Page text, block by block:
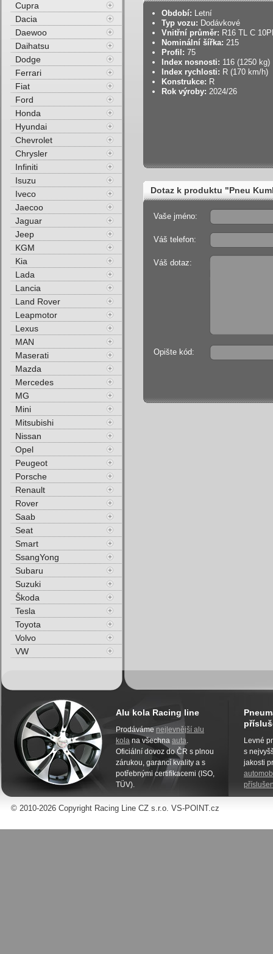
Období: Letní
Typ vozu: Dodávkové
Vnitřní průměr: R16 TL C
Nominální šířka: 215
Profil: 75
Index nosnosti: 116 (1250 kg)
Index rychlosti: R (170 km/h)
Konstrukce: R
Rok výroby: 2024/26
Dotaz k produktu "Pneu
Vaše jméno:
Váš telefon:
Váš dotaz:
Opište kód:
Cupra
Dacia
Daewoo
Daihatsu
Dodge
Ferrari
Fiat
Ford
Honda
Hyundai
Chevrolet
Chrysler
Infiniti
Isuzu
Iveco
Jaecoo
Jaguar
Jeep
KGM
Kia
Lada
Lancia
Land Rover
Leapmotor
Lexus
MAN
Maserati
Mazda
Mercedes
MG
Mini
Mitsubishi
Nissan
Opel
Peugeot
Porsche
Renault
Rover
Saab
Seat
Smart
SsangYong
Subaru
Suzuki
Škoda
Tesla
Toyota
Volvo
VW
Alu kola Racing line
Prodáváme nejlevnější alu
kola na všechna auta.
Oficiální dovoz do ČR s plnou
zárukou, garancí kvality a s
potřebnými certifikacemi (ISO,
TÜV).
Levné
s
jakosti
© 2010-2026 Copyright Racing Line CZ s.r.o. VS-POINT.cz